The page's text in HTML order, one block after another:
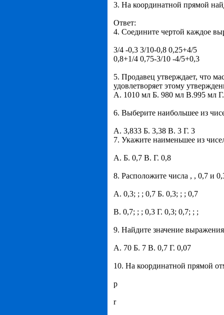
3. На координатной прямой
Ответ:
4. Соедините чертой каждое
3/4 -0,3 3/10-0,8 0,25+4/5
0,8+1/4 0,75-3/10 -4/5+0,3
5. Продавец утверждает, что
удовлетворяет этому
А. 1010 мл Б. 980 мл В.995 мл
6. Выберите наибольшее из
А. 3,833 Б. 3,38 В. 3 Г. 3
7. Укажите наименьшее из
А. Б. 0,7 В. Г. 0,8
8. Расположите числа , , 0,7 и
А. 0,3; ; ; 0,7 Б. 0,3; ; ; 0,7
В. 0,7; ; ; 0,3 Г. 0,3; 0,7; ; ;
9. Найдите значение
А. 70 Б. 7 В. 0,7 Г. 0,07
10. На координатной прямой
p
r